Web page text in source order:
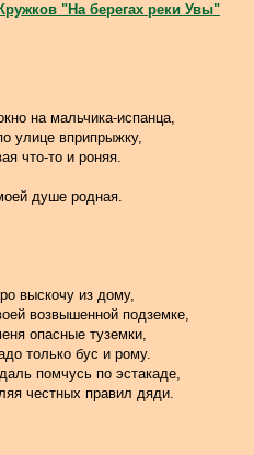
"На берегах реки Увы"
на мальчика-испанца,
улице вприпрыжку,
что-то и роняя.
душе родная.
выскочу из дому,
возвышенной подземке,
опасные туземки,
только бус и рому.
помчусь по эстакаде,
честных правил дяди.